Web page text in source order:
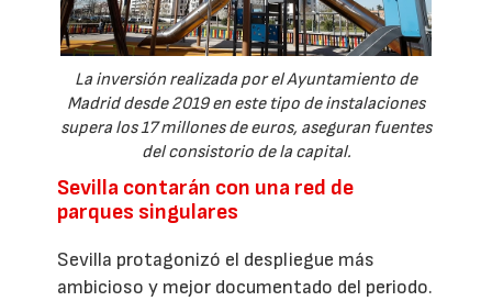
La inversión realizada por el Ayuntamiento de
Madrid desde 2019 en este tipo de instalaciones
supera los 17 millones de euros, aseguran fuentes
del consistorio de la capital.
Sevilla contarán con una red de
parques singulares
Sevilla protagonizó el despliegue más
ambicioso y mejor documentado del periodo.